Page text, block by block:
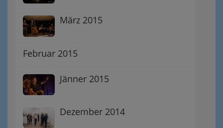
März 2015
Februar 2015
Jänner 2015
Dezember 2014